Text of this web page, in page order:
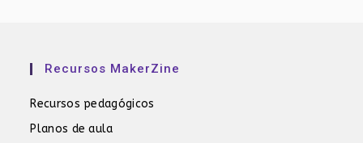
Recursos MakerZine
Recursos pedagógicos
Planos de aula